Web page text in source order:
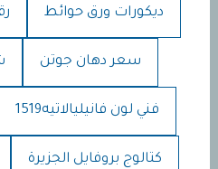
ديكورات ورق حوائط
سعر دهان جوتن
فني لون فانيليالاتيه1519
كتالوج بروفايل الجزيرة